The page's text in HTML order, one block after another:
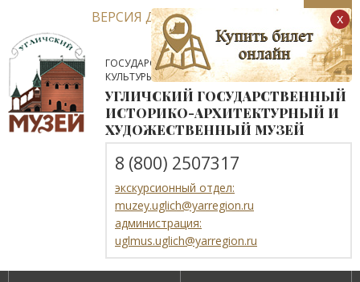
ВЕРСИЯ ДЛЯ СЛАБОВИДЯЩИХ
ГОСУДАРСТВЕННОЕ АВТОНОМНОЕ УЧРЕЖДЕНИЕ
КУЛЬТУРЫ ЯРОСЛАВСКОЙ ОБЛАСТИ
УГЛИЧСКИЙ ГОСУДАРСТВЕННЫЙ
ИСТОРИКО-АРХИТЕКТУРНЫЙ И
ХУДОЖЕСТВЕННЫЙ МУЗЕЙ
8 (800) 2507317
экскурсионный отдел:
muzey.uglich@yarregion.ru
администрация:
uglmus.uglich@yarregion.ru
x